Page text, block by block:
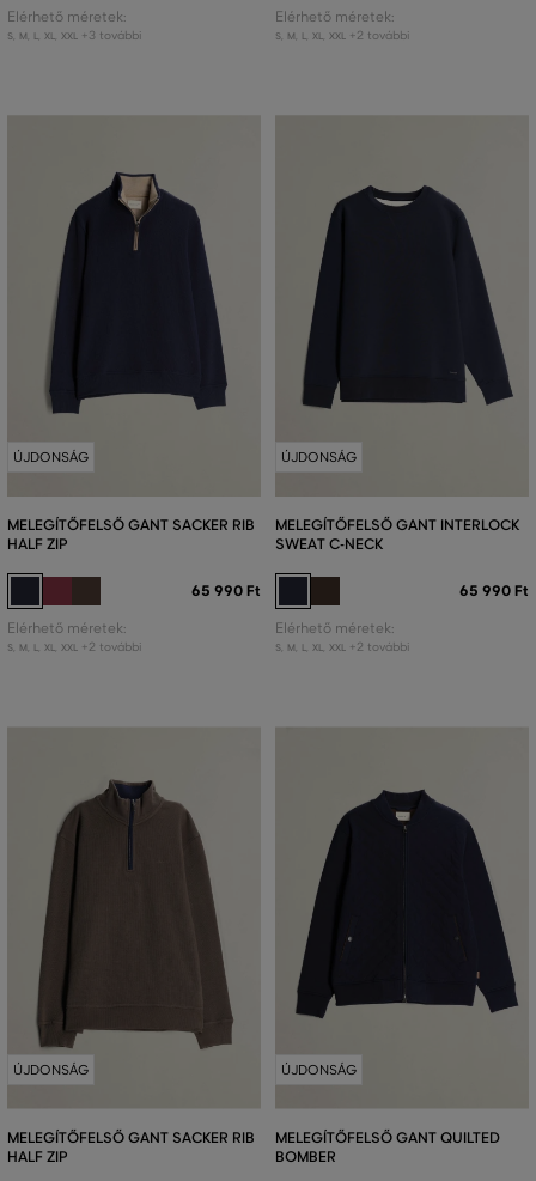
Elérhető méretek:
S, M L XL XXL +3 további
Elérhető méretek:
S, M L XL XXL +2 további
ÚJDONSÁG
MELEGÍTŐFELSŐ GANT SACKER RIB
HALF ZIP
65 990 Ft
Elérhető méretek:
S, M L XL XXL +2 további
ÚJDONSÁG
MELEGÍTŐFELSŐ GANT INTERLOCK
SWEAT C-NECK
65 990 Ft
Elérhető méretek:
S, M L XL XXL +2 további
ÚJDONSÁG
MELEGÍTŐFELSŐ GANT SACKER RIB
HALF ZIP
ÚJDONSÁG
MELEGÍTŐFELSŐ GANT QUILTED
BOMBER